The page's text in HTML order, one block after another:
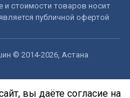
и стоимости товаров носит
публичной офертой
© 2014-2026, Астана
вы даёте согласие на